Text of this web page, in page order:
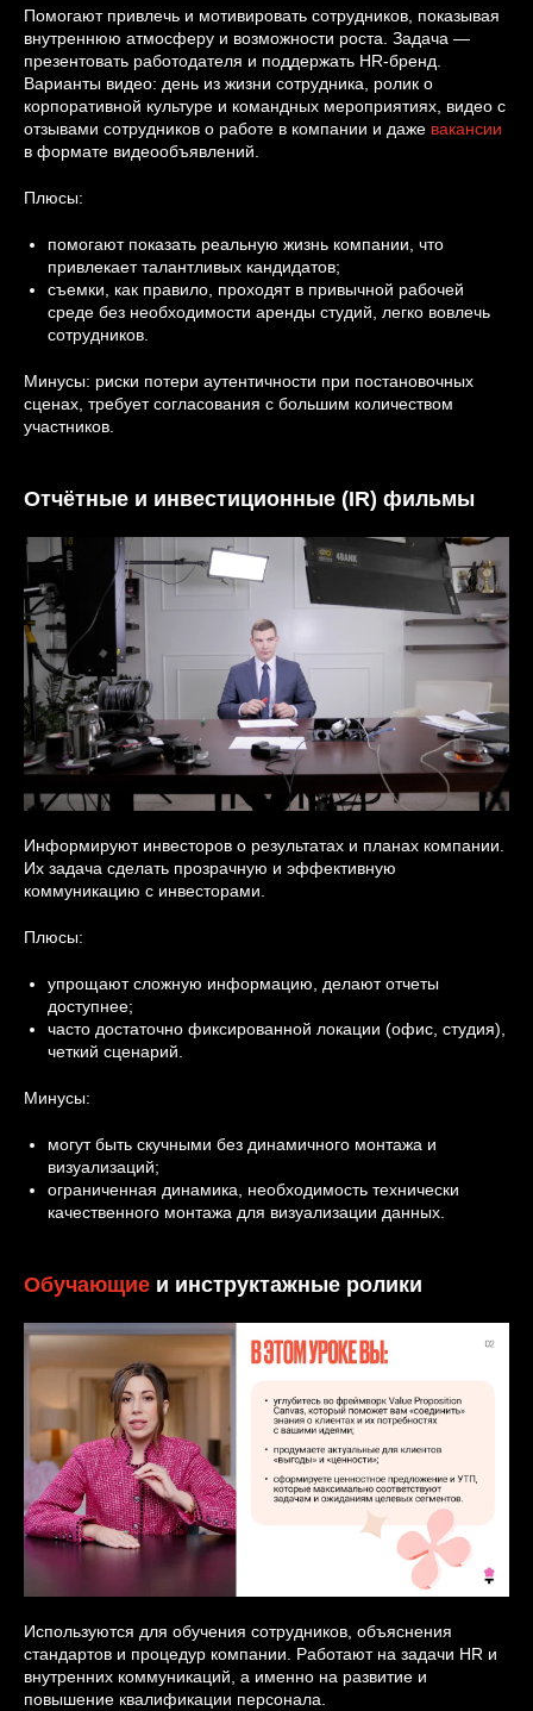
Помогают привлечь и мотивировать сотрудников, показывая
внутреннюю атмосферу и возможности роста. Задача —
презентовать работодателя и поддержать HR-бренд.
Варианты видео: день из жизни сотрудника, ролик о
корпоративной культуре и командных мероприятиях, видео с
отзывами сотрудников о работе в компании и даже вакансии
в формате видеообъявлений.
Плюсы:
помогают показать реальную жизнь компании, что
привлекает талантливых кандидатов;
съемки, как правило, проходят в привычной рабочей
среде без необходимости аренды студий, легко вовлечь
сотрудников.
Минусы: риски потери аутентичности при постановочных
сценах, требует согласования с большим количеством
участников.
Отчётные и инвестиционные (IR) фильмы
Информируют инвесторов о результатах и планах компании.
Их задача сделать прозрачную и эффективную
коммуникацию с инвесторами.
Плюсы:
упрощают сложную информацию, делают отчеты
доступнее;
часто достаточно фиксированной локации (офис, студия),
четкий сценарий.
Минусы:
могут быть скучными без динамичного монтажа и
визуализаций;
ограниченная динамика, необходимость технически
качественного монтажа для визуализации данных.
Обучающие и инструктажные ролики
Используются для обучения сотрудников, объяснения
стандартов и процедур компании. Работают на задачи HR и
внутренних коммуникаций, а именно на развитие и
повышение квалификации персонала.